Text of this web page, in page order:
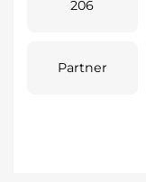
206
Partner